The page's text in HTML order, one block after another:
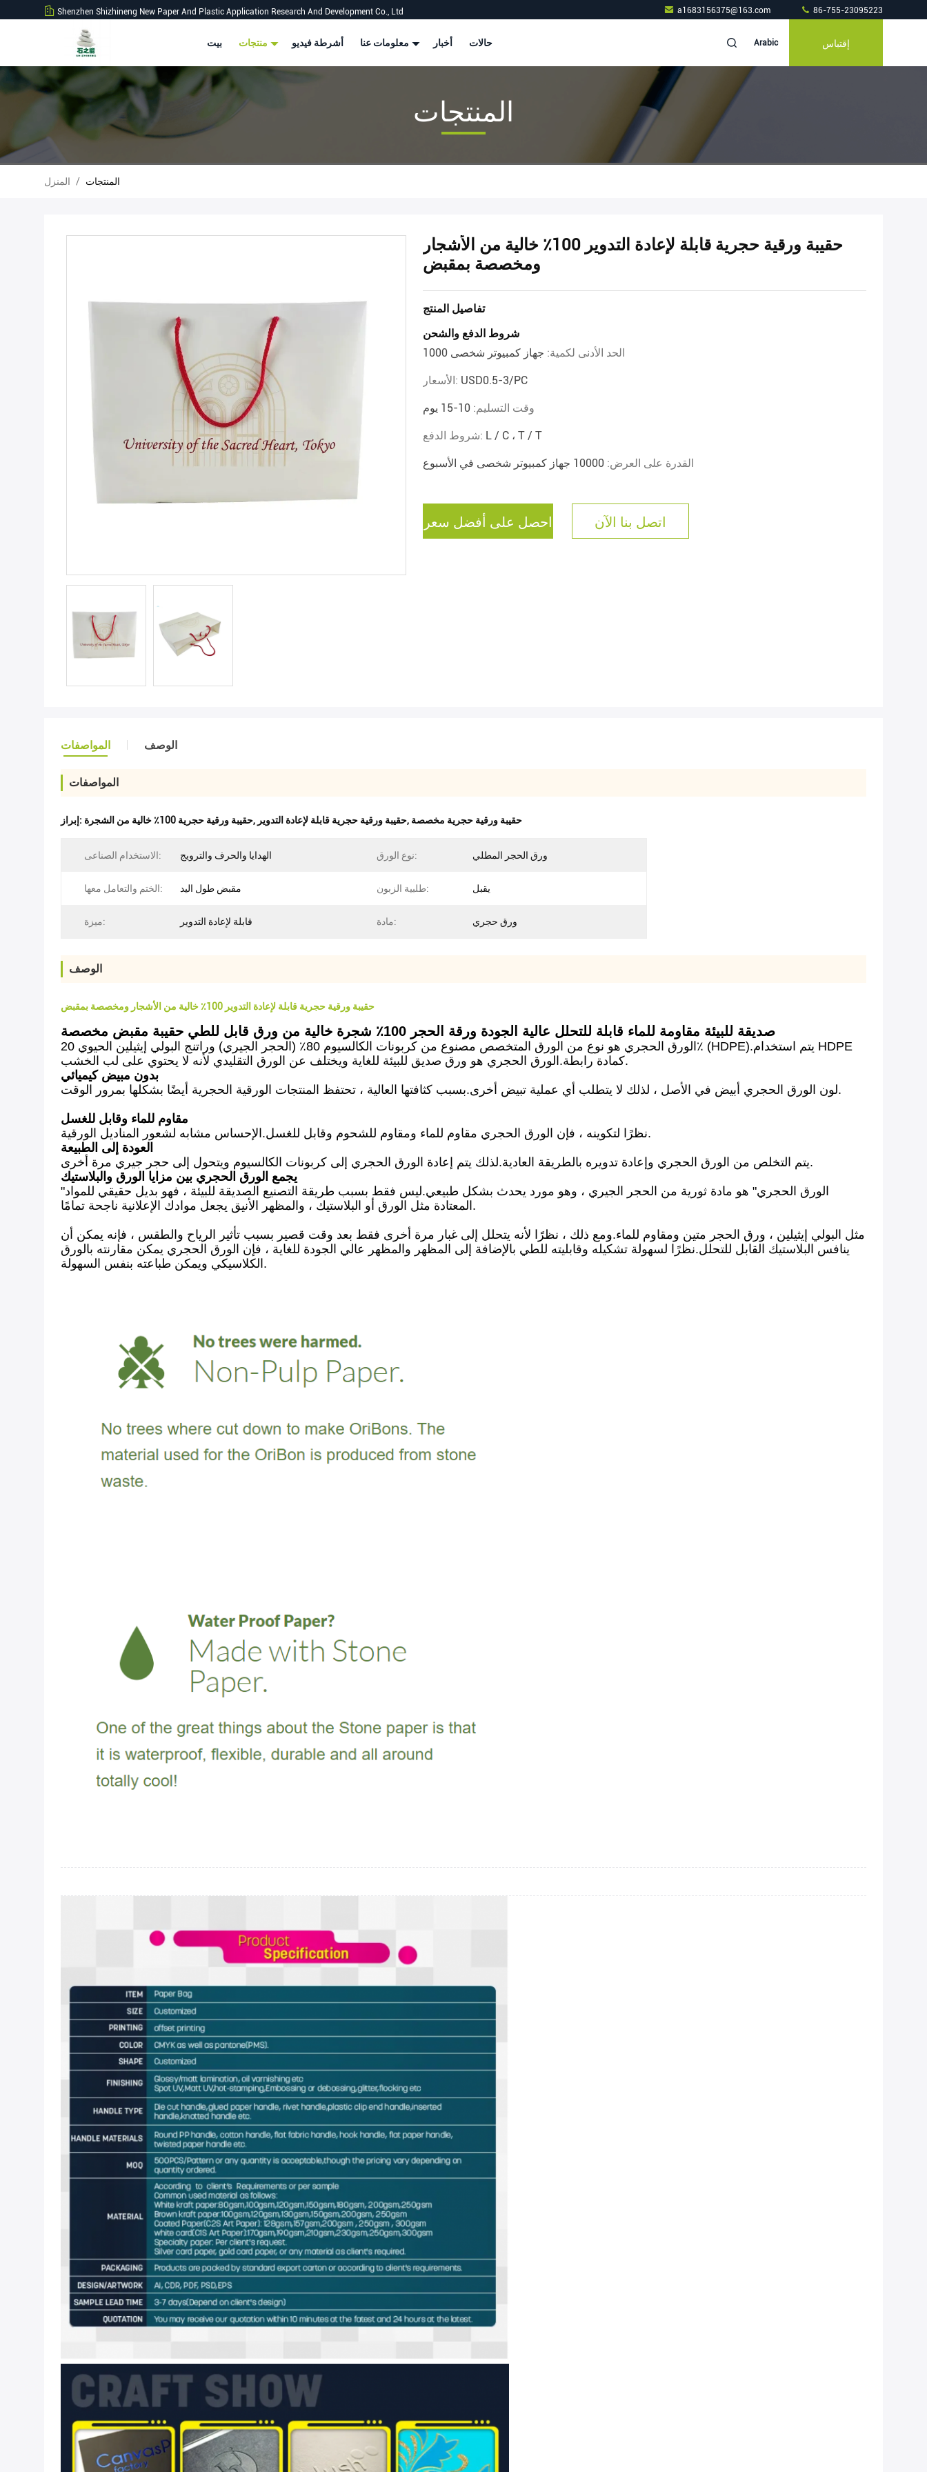
Shenzhen Shizhineng New Paper And Plastic Application Research And Development Co., Ltd a1683156375@163.com 86-755-23095223
بيت أشرطة فيديو أخبار حالات Arabic إقتباس
المنتجات
المنزل / المنتجات
حقيبة ورقية حجرية قابلة لإعادة التدوير 100٪ خالية من الأشجار
ومخصصة بمقبض
تفاصيل المنتج
شروط الدفع والشحن
الحد الأدنى لكمية: جهاز كمبيوتر شخصى 1000
الأسعار: USD0.5-3/PC
وقت التسليم: 10-15 يوم
شروط الدفع: L / C ، T / T
القدرة على العرض: 10000 جهاز كمبيوتر شخصى في الأسبوع
احصل على أفضل سعر اتصل بنا الآن
المواصفات الوصف
المواصفات
إبراز: حقيبة ورقية حجرية 100٪ خالية من الشجرة, حقيبة ورقية حجرية قابلة لإعادة التدوير, حقيبة ورقية حجرية مخصصة
الاستخدام الصناعى: الهدايا والحرف والترويج نوع الورق: ورق الحجر المطلي
الختم والتعامل معها: مقبض طول اليد طلبية الزبون: يقبل
ميزة: قابلة لإعادة التدوير مادة: ورق حجري
الوصف
حقيبة ورقية حجرية قابلة لإعادة التدوير 100٪ خالية من الأشجار ومخصصة بمقبض
صديقة للبيئة مقاومة للماء قابلة للتحلل عالية الجودة ورقة الحجر 100٪ شجرة خالية من ورق قابل للطي حقيبة مقبض مخصصة
الورق الحجري هو نوع من الورق المتخصص مصنوع من كربونات الكالسيوم 80٪ (الحجر الجيري) وراتنج البولي إيثيلين الحيوي 20٪ (HDPE).يتم استخدام HDPE
كمادة رابطة.الورق الحجري هو ورق صديق للبيئة للغاية ويختلف عن الورق التقليدي لأنه لا يحتوي على لب الخشب.
بدون مبيض كيميائي
لون الورق الحجري أبيض في الأصل ، لذلك لا يتطلب أي عملية تبيض أخرى.بسبب كثافتها العالية ، تحتفظ المنتجات الورقية الحجرية أيضًا بشكلها بمرور الوقت.
مقاوم للماء وقابل للغسل
نظرًا لتكوينه ، فإن الورق الحجري مقاوم للماء ومقاوم للشحوم وقابل للغسل.الإحساس مشابه لشعور المناديل الورقية.
العودة إلى الطبيعة
يتم التخلص من الورق الحجري وإعادة تدويره بالطريقة العادية.لذلك يتم إعادة الورق الحجري إلى كربونات الكالسيوم ويتحول إلى حجر جيري مرة أخرى.
يجمع الورق الحجري بين مزايا الورق والبلاستيك
"الورق الحجري" هو مادة ثورية من الحجر الجيري ، وهو مورد يحدث بشكل طبيعي.ليس فقط بسبب طريقة التصنيع الصديقة للبيئة ، فهو بديل حقيقي للمواد
المعتادة مثل الورق أو البلاستيك ، والمظهر الأنيق يجعل موادك الإعلانية ناجحة تمامًا.
مثل البولي إيثيلين ، ورق الحجر متين ومقاوم للماء.ومع ذلك ، نظرًا لأنه يتحلل إلى غبار مرة أخرى فقط بعد وقت قصير بسبب تأثير الرياح والطقس ، فإنه يمكن أن
ينافس البلاستيك القابل للتحلل.نظرًا لسهولة تشكيله وقابليته للطي بالإضافة إلى المظهر والمظهر عالي الجودة للغاية ، فإن الورق الحجري يمكن مقارنته بالورق
الكلاسيكي ويمكن طباعته بنفس السهولة.